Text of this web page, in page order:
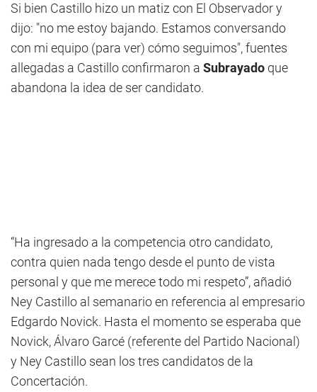
Si bien Castillo hizo un matiz con El Observador y
dijo: "no me estoy bajando. Estamos conversando
con mi equipo (para ver) cómo seguimos", fuentes
allegadas a Castillo confirmaron a Subrayado que
abandona la idea de ser candidato.
“Ha ingresado a la competencia otro candidato,
contra quien nada tengo desde el punto de vista
personal y que me merece todo mi respeto”, añadió
Ney Castillo al semanario en referencia al empresario
Edgardo Novick. Hasta el momento se esperaba que
Novick, Álvaro Garcé (referente del Partido Nacional)
y Ney Castillo sean los tres candidatos de la
Concertación.